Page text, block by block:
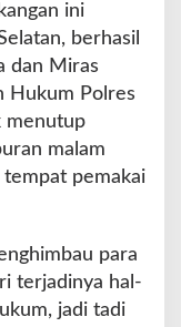
ini
berhasil
dan Miras
Hukum Polres
menutup
malam
pemakai
para
terjadinya hal-
jadi tadi